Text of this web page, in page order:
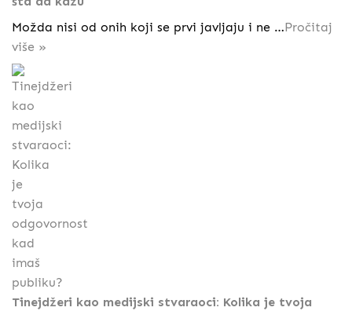
Možda nisi od onih koji se prvi javljaju i ne …Pročitaj
više »
Tinejdžeri kao medijski stvaraoci: Kolika je tvoja